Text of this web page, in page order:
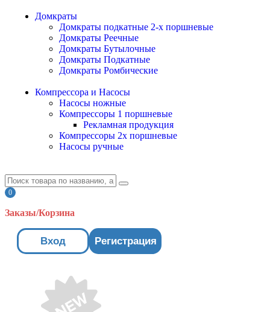
Домкраты
Домкраты подкатные 2-х поршневые
Домкраты Реечные
Домкраты Бутылочные
Домкраты Подкатные
Домкраты Ромбические
Компрессора и Насосы
Насосы ножные
Компрессоры 1 поршневые
Рекламная продукция
Компрессоры 2х поршневые
Насосы ручные
0
Заказы/Корзина
Вход Регистрация